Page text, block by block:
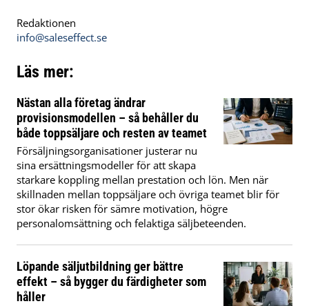
Redaktionen
info@saleseffect.se
Läs mer:
Nästan alla företag ändrar
provisionsmodellen – så behåller du
både toppsäljare och resten av teamet
Försäljningsorganisationer justerar nu
sina ersättningsmodeller för att skapa
starkare koppling mellan prestation och lön. Men när
skillnaden mellan toppsäljare och övriga teamet blir för
stor ökar risken för sämre motivation, högre
personalomsättning och felaktiga säljbeteenden.
Löpande säljutbildning ger bättre
effekt – så bygger du färdigheter som
håller